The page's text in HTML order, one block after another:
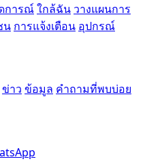
การณ์ใกล้ฉัน วางแผนการ
น การแจ้งเตือน อุปกรณ์
ข่าว ข้อมูล คำถามที่พบบ่อย